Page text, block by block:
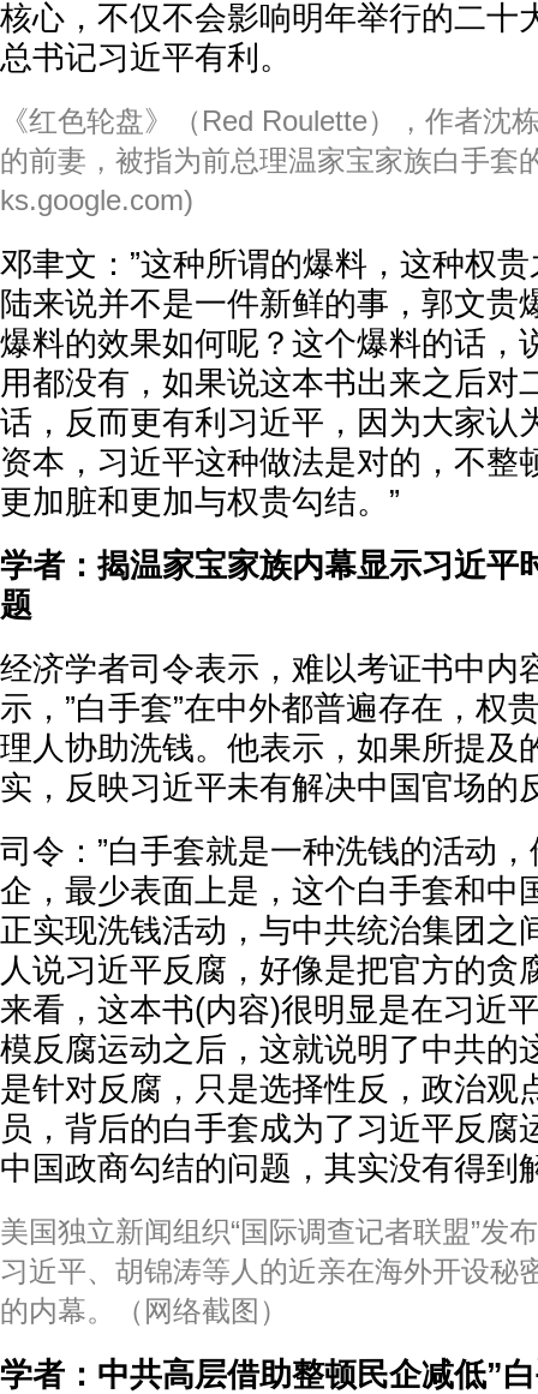
核心，不仅不会影响明年举行的二十
总书记习近平有利。
《红色轮盘》（Red Roulette），作者沈
的前妻，被指为前总理温家宝家族白手套
ks.google.com)
邓聿文：”这种所谓的爆料，这种权
陆来说并不是一件新鲜的事，郭文贵
爆料的效果如何呢？这个爆料的话，
用都没有，如果说这本书出来之后对
话，反而更有利习近平，因为大家认
资本，习近平这种做法是对的，不整
更加脏和更加与权贵勾结。”
学者：揭温家宝家族内幕显示习近平
题
经济学者司令表示，难以考证书中内
示，”白手套”在中外都普遍存在，权
理人协助洗钱。他表示，如果所提及
实，反映习近平未有解决中国官场的
司令：”白手套就是一种洗钱的活动
企，最少表面上是，这个白手套和中
正实现洗钱活动，与中共统治集团之
人说习近平反腐，好像是把官方的贪
来看，这本书(内容)很明显是在习近
模反腐运动之后，这就说明了中共的
是针对反腐，只是选择性反，政治观
员，背后的白手套成为了习近平反腐
中国政商勾结的问题，其实没有得到
美国独立新闻组织“国际调查记者联盟”发
习近平、胡锦涛等人的近亲在海外开设秘
的内幕。（网络截图）
学者：中共高层借助整顿民企减低”